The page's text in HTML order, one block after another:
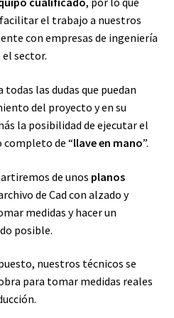
facilitar el trabajo a nuestros
con empresas de ingeniería
sector.
las dudas que puedan
del proyecto y en su
la posibilidad de ejecutar el
completo de “llave en mano”.
de unos planos
de Cad con alzado y
medidas y hacer un
posible.
nuestros técnicos se
para tomar medidas reales